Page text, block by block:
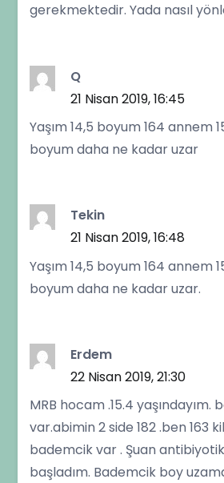
gerekmektedir. Yada nasıl
Q
21 Nisan 2019, 16:45
Yaşım 14,5 boyum 164 annem
boyum daha ne kadar uzar
Tekin
21 Nisan 2019, 16:48
Yaşım 14,5 boyum 164 annem
boyum daha ne kadar uzar.
Erdem
22 Nisan 2019, 21:30
MRB hocam .15.4
var.abimin 2 side 182 .ben 163
bademcik var . Şuan
başladım. Bademcik boy